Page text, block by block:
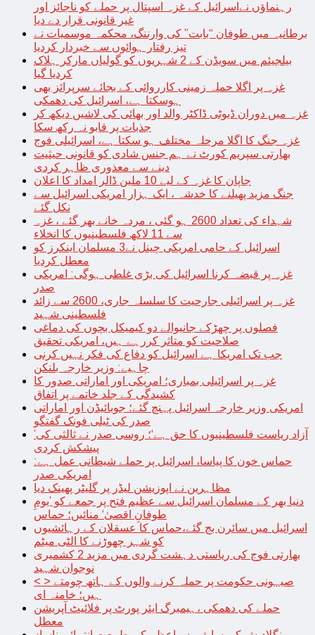
رہنماؤں نےاسرائیل کے غزہ اسپتال پر حملے کو ناجائز اور
غیر قانونی قرار دے دیا
برطانیہ میں طوفان “بابت” کی وارننگ، محکمہ موسمیات نے
تیز رفتار ہوائوں سے خبردار کردیا
بیلجیئم میں سویڈن کے 2 شہریوں کو گولیاں مارکر ہلاک
کردیا گیا
غزہ پر اگلا حملہ زمینی کارروائی کے بجائے سرپرائز بھی
ہوسکتا ہے، اسرائیل کی دھمکی
غزہ میں دوران ڈیوٹی ڈاکٹر والد اور بھائی کی لاشیں دیکھ کر
جذبات پر قابو نہ رکھ سکا
غزہ جنگ کا اگلا مرحلہ مختلف ہو سکتا ہے، اسرائیلی فوج
بھارتی سپریم کورٹ نے ہم جنس شادی کو قانونی حیثیت
دینے سے معذوری ظاہر کردی
جاپان کا غزہ کے لیے 10 ملین ڈالر امداد کا اعلان
جنگ مزید پھیلنے کا خدشہ ، ایک ہزار امریکی اسرائیل سے
نکل گئے
شہداء کی تعداد 2600 ہو گئی ، مردہ خانے بھر گئے ، غزہ
سے 11 لاکھ فلسطینیوں کا انخلاء
اسرائیل کے حامی امریکی چینل نے3 مسلمان اینکرز کو
معطل کردیا
غزہ پر قبضہ کرنا اسرائیل کی بڑی غلطی ہوگی: امریکی
صدر
غزہ پر اسرائیلی جارحیت کا سلسلہ جاری، 2600 سے زائد
فلسطینی شہید
فصلوں پر چھڑکے جانیوالے دو کیمیکل بچوں کی دماغی
صلاحیت کو متاثر کررہے ہیں، امریکی تحقیق
جب تک امریکا ہے اسرائیل کو دفاع کی فکر نہیں کرنی
چاہیے: وزیر خارجہ بلنکن
غزہ پر اسرائیلی بمباری؛ امریکی اور اماراتی صدور کا
کشیدگی کے جلد خاتمے پر اتفاق
امریکی وزیر خارجہ اسرائیل پہنچ گئے؛ جوبائیڈن اور اماراتی
صدر کی ٹیلی فونک گفتگو
’آزاد ریاست فلسطینیوں کا حق ہے‘؛ روسی صدر نے ثالثی کی
پیشکش کردی
حماس خون کا پیاسا، اسرائیل پر حملے شیطانی عمل ہے:
امریکی صدر
مظاہرین نے اپوزیشن لیڈر پر گلیٹر پھینک دیا
دنیا بھر کے مسلمان اسرائیل سے عظیم فتح پر جمعے کو ’یومِ
طوفانِ اقصیٰ‘ منائیں؛ حماس
اسرائیل میں سائرن بج گئے،حماس کا عسقلان کے رہائشیوں
کو شہر چھوڑنے کا الٹی میٹم
بھارتی فوج کی ریاستی دہشت گردی میں مزید 2 کشمیری
نوجوان شہید
< > صیہونی حکومت پر حملہ کرنے والوں کے ہاتھ چومتے
ہیں؛ خامنہ ای
حملے کی دھمکی ،ہیمبرگ ایئر پورٹ پر فلائیٹ آپریشن
معطل